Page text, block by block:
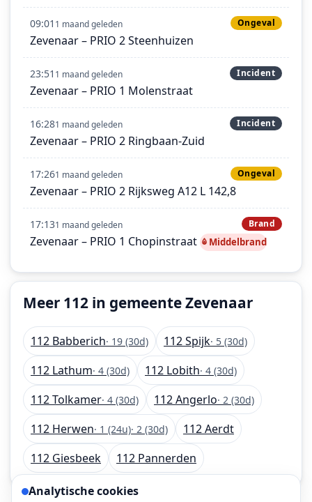
09:01 1 maand geleden Ongeval
Zevenaar – PRIO 2 Steenhuizen
23:51 1 maand geleden Incident
Zevenaar – PRIO 1 Molenstraat
16:281 maand geleden Incident
Zevenaar – PRIO 2 Ringbaan-Zuid
17:261 maand geleden Ongeval
Zevenaar – PRIO 2 Rijksweg A12 L 142,8
17:131 maand geleden Brand
Zevenaar – PRIO 1 Chopinstraat Middelbrand
Meer 112 in gemeente Zevenaar
112 Babberich· 19 (30d) 112 Spijk· 5 (30d)
112 Lathum· 4 (30d) 112 Lobith· 4 (30d)
112 Tolkamer· 4 (30d) 112 Angerlo· 2 (30d)
112 Herwen· 1 (24u)· 2 (30d)
112 Aerdt
112 Giesbeek
112 Pannerden
Analytische cookies